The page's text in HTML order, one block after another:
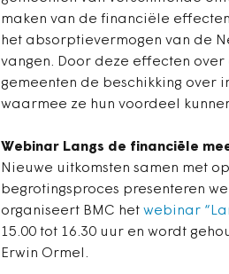
maken van de financiële
het absorptievermogen van de
vangen. Door deze effecten
gemeenten de beschikking over
waarmee ze hun voordeel
Webinar Langs de financiële
Nieuwe uitkomsten samen met
begrotingsproces presenteren
organiseert BMC het webinar
15.00 tot 16.30 uur en wordt
Erwin Ormel.